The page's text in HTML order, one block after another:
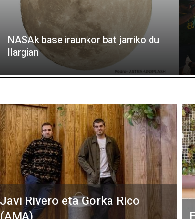
NASAk base iraunkor bat jarriko du
Ilargian
Javi Rivero eta Gorka Rico